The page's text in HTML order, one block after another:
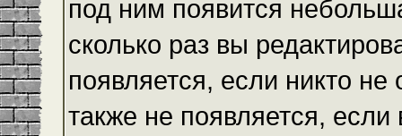
под ним появится
сколько раз вы
появляется, если никто
также не появляется,